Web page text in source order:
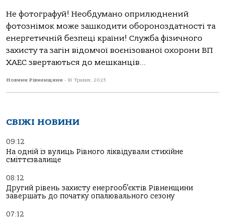
Не фотографуй! Необдумано оприлюднений
фотознімок може зашкодити обороноздатності та
енергетичній безпеці країни! Служба фізичного
захисту та загін відомчої воєнізованої охорони ВП
ХАЕС звертаються до мешканців...
Новини Рівненщини - 18 Травня, 2023
СВІЖІ НОВИНИ
09:12
На одній із вулиць Рівного ліквідували стихійне
сміттєзвалище
08:12
Другий рівень захисту енергооб’єктів Рівненщини
завершать до початку опалювального сезону
07:12